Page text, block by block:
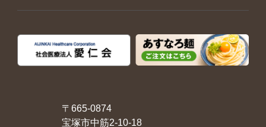
〒665-0874
宝塚市中筋2-10-18